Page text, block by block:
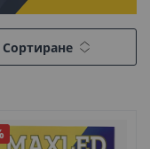
Сортиране